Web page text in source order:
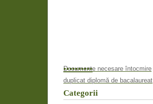
Documente necesare întocmire
duplicat diplomă de bacalaureat
••••••••••
Categorii